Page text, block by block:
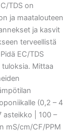
TDS on
ja maatalouteen
ja kasvit
terveellistä
EC/TDS
Mittaa
(0,2 – 4
asteikko | 100 –
mS/cm/CF/PPM